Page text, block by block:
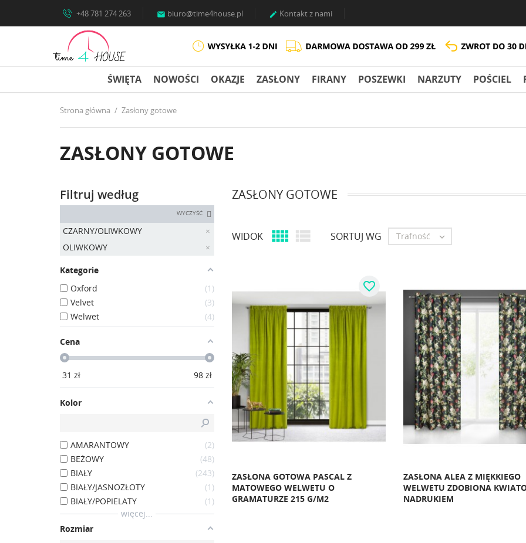
+48 781 274 263  biuro@time4house.pl  Kontakt z nami
ŚWIĘTA NOWOŚCI OKAZJE ZASŁONY FIRANY POSZEWKI NARZUTY POŚCIEL
Strona główna Zasłony gotowe
ZASŁONY GOTOWE
Filtruj według
WYCZYŚĆ
CZARNY/OLIWKOWY
OLIWKOWY
Kategorie
Oxford
1
Velvet
3
Welwet
4
Cena
31 zł 98zł
Kolor
AMARANTOWY
2
BEŻOWY
48
BIAŁY
243
BIAŁY/JASNOZŁOTY
1
BIAŁY/POPIELATY
1
więcej...
Rozmiar
ZASŁONY GOTOWE
WIDOK   SORTUJ WG Trafność 
ZASŁONA GOTOWA PASCAL Z
MATOWEGO WELWETU O
GRAMATURZE 215 G/M2
favorite_border
ZASŁONA ALEA Z MIĘKKIEGO
WELWETU ZDOBIONA
NADRUKIEM